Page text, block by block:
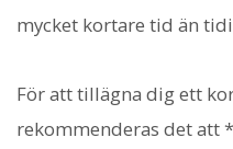
mycket kortare tid än
För att tillägna dig ett
rekommenderas det att